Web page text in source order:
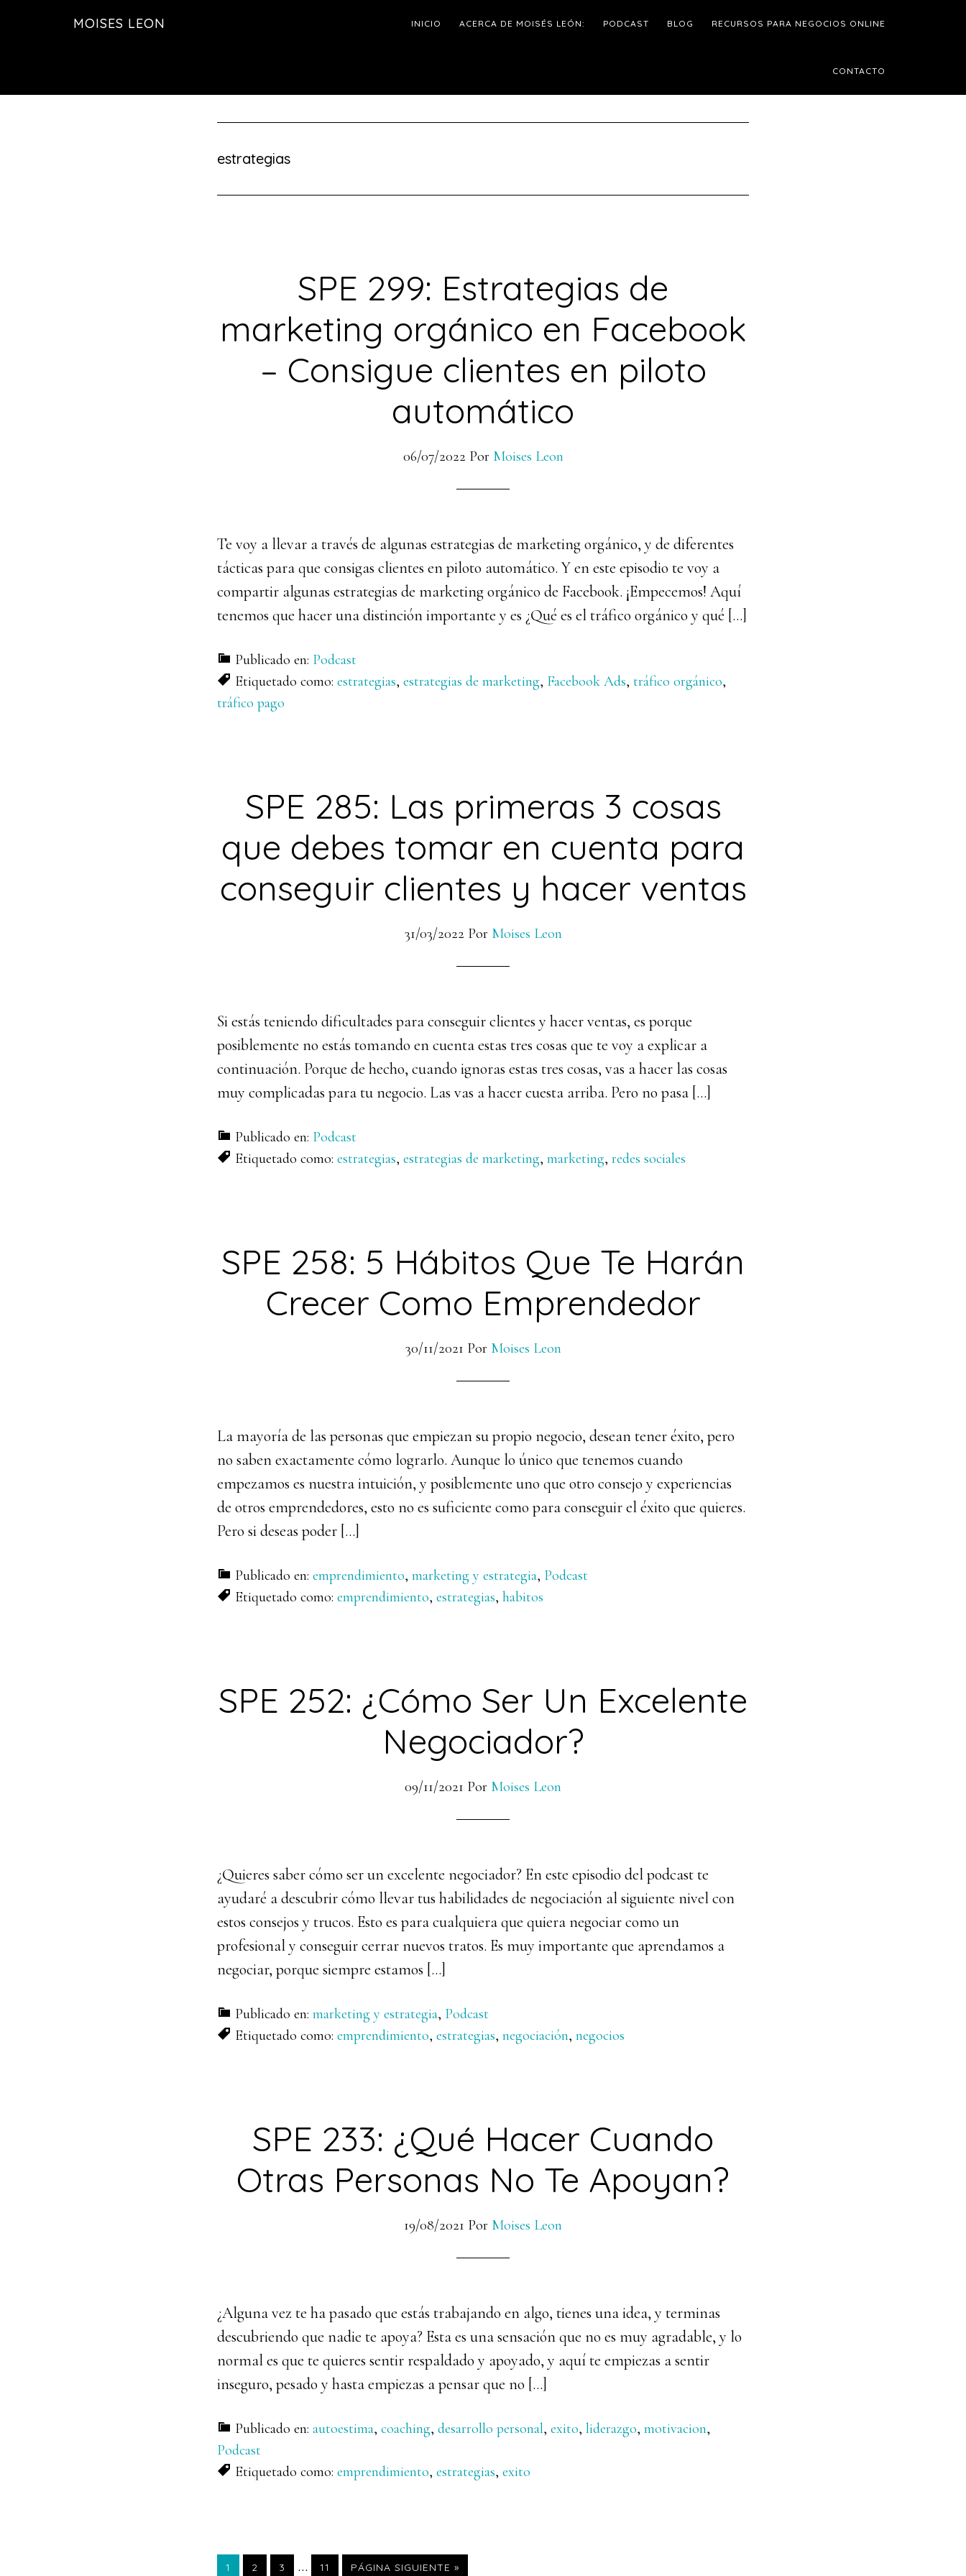
MOISES LEON INICIO ACERCA DE MOISÉS LEÓN: PODCAST BLOG RECURSOS PARA NEGOCIOS ONLINE
CONTACTO
estrategias
SPE 299: Estrategias de
marketing orgánico en Facebook
– Consigue clientes en piloto
automático
06/07/2022 Por Moises Leon
Te voy a llevar a través de algunas estrategias de marketing orgánico, y de diferentes
tácticas para que consigas clientes en piloto automático. Y en este episodio te voy a
compartir algunas estrategias de marketing orgánico de Facebook. ¡Empecemos! Aquí
tenemos que hacer una distinción importante y es ¿Qué es el tráfico orgánico y qué […]
Publicado en: Podcast
Etiquetado como: estrategias, estrategias de marketing, Facebook Ads, tráfico orgánico,
tráfico pago
SPE 285: Las primeras 3 cosas
que debes tomar en cuenta para
conseguir clientes y hacer ventas
31/03/2022 Por Moises Leon
Si estás teniendo dificultades para conseguir clientes y hacer ventas, es porque
posiblemente no estás tomando en cuenta estas tres cosas que te voy a explicar a
continuación. Porque de hecho, cuando ignoras estas tres cosas, vas a hacer las cosas
muy complicadas para tu negocio. Las vas a hacer cuesta arriba. Pero no pasa […]
Publicado en: Podcast
Etiquetado como: estrategias, estrategias de marketing, marketing, redes sociales
SPE 258: 5 Hábitos Que Te Harán
Crecer Como Emprendedor
30/11/2021 Por Moises Leon
La mayoría de las personas que empiezan su propio negocio, desean tener éxito, pero
no saben exactamente cómo lograrlo. Aunque lo único que tenemos cuando
empezamos es nuestra intuición, y posiblemente uno que otro consejo y experiencias
de otros emprendedores, esto no es suficiente como para conseguir el éxito que quieres.
Pero si deseas poder […]
Publicado en: emprendimiento, marketing y estrategia, Podcast
Etiquetado como: emprendimiento, estrategias, habitos
SPE 252: ¿Cómo Ser Un Excelente
Negociador?
09/11/2021 Por Moises Leon
¿Quieres saber cómo ser un excelente negociador? En este episodio del podcast te
ayudaré a descubrir cómo llevar tus habilidades de negociación al siguiente nivel con
estos consejos y trucos. Esto es para cualquiera que quiera negociar como un
profesional y conseguir cerrar nuevos tratos. Es muy importante que aprendamos a
negociar, porque siempre estamos […]
Publicado en: marketing y estrategia, Podcast
Etiquetado como: emprendimiento, estrategias, negociación, negocios
SPE 233: ¿Qué Hacer Cuando
Otras Personas No Te Apoyan?
19/08/2021 Por Moises Leon
¿Alguna vez te ha pasado que estás trabajando en algo, tienes una idea, y terminas
descubriendo que nadie te apoya? Esta es una sensación que no es muy agradable, y lo
normal es que te quieres sentir respaldado y apoyado, y aquí te empiezas a sentir
inseguro, pesado y hasta empiezas a pensar que no […]
Publicado en: autoestima, coaching, desarrollo personal, exito, liderazgo, motivacion,
Podcast
Etiquetado como: emprendimiento, estrategias, exito
PÁGINA
1 PÁGINA
2 PÁGINA
3 Páginas
… PÁGINA
11
IR
PÁGINA SIGUIENTE »